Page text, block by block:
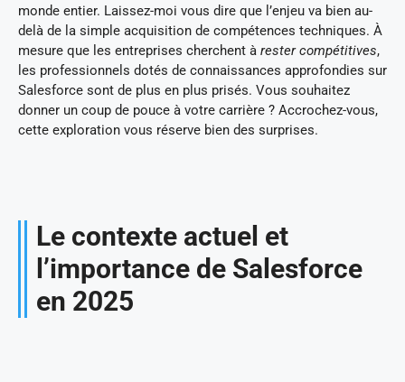
monde entier. Laissez-moi vous dire que l’enjeu va bien au-
delà de la simple acquisition de compétences techniques. À
mesure que les entreprises cherchent à rester compétitives,
les professionnels dotés de connaissances approfondies sur
Salesforce sont de plus en plus prisés. Vous souhaitez
donner un coup de pouce à votre carrière ? Accrochez-vous,
cette exploration vous réserve bien des surprises.
Le contexte actuel et
l’importance de Salesforce
en 2025